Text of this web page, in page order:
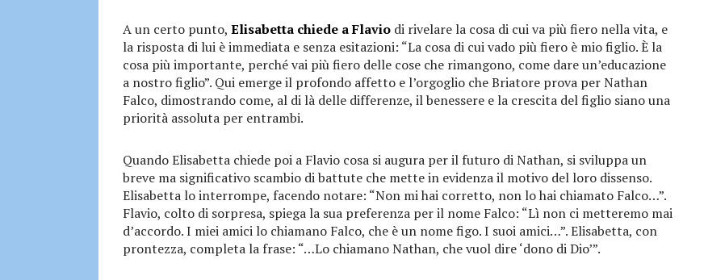
A un certo punto, Elisabetta chiede a Flavio di rivelare la cosa di cui va più fiero nella vita, e
la risposta di lui è immediata e senza esitazioni: “La cosa di cui vado più fiero è mio figlio. È la
cosa più importante, perché vai più fiero delle cose che rimangono, come dare un’educazione
a nostro figlio”. Qui emerge il profondo affetto e l’orgoglio che Briatore prova per Nathan
Falco, dimostrando come, al di là delle differenze, il benessere e la crescita del figlio siano una
priorità assoluta per entrambi.
Quando Elisabetta chiede poi a Flavio cosa si augura per il futuro di Nathan, si sviluppa un
breve ma significativo scambio di battute che mette in evidenza il motivo del loro dissenso.
Elisabetta lo interrompe, facendo notare: “Non mi hai corretto, non lo hai chiamato Falco…”.
Flavio, colto di sorpresa, spiega la sua preferenza per il nome Falco: “Lì non ci metteremo mai
d’accordo. I miei amici lo chiamano Falco, che è un nome figo. I suoi amici…”. Elisabetta, con
prontezza, completa la frase: “…Lo chiamano Nathan, che vuol dire ‘dono di Dio’”.